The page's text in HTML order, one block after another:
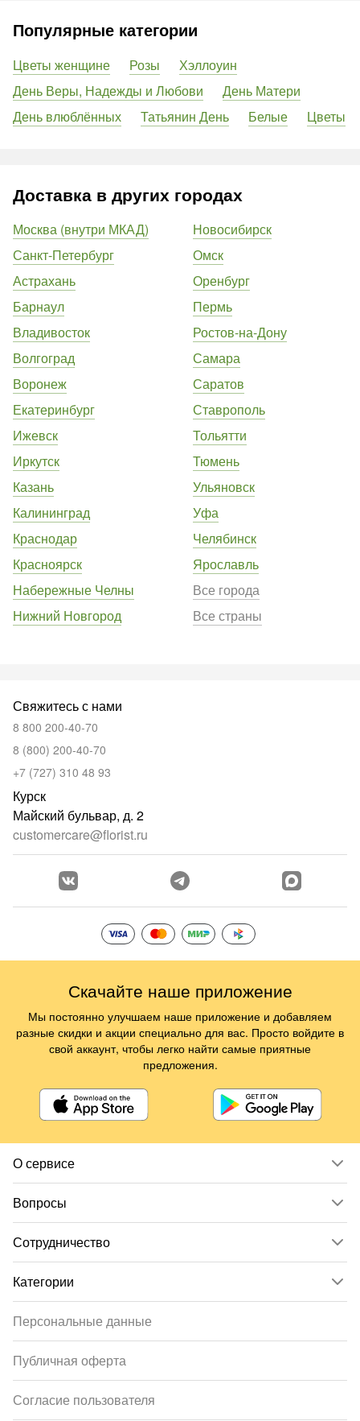
Популярные категории
Цветы женщине Розы
Хэллоуин
День Веры, Надежды и Любови
День Матери
День влюблённых
Татьянин День Белые Цветы
Доставка в других городах
Москва (внутри МКАД)
Санкт-Петербург
Астрахань
Барнаул
Владивосток
Волгоград
Воронеж
Екатеринбург
Ижевск
Иркутск
Казань
Калининград
Краснодар
Красноярск
Набережные Челны
Нижний Новгород
Новосибирск
Омск
Оренбург
Пермь
Ростов-на-Дону
Самара
Саратов
Ставрополь
Тольятти
Тюмень
Ульяновск
Уфа
Челябинск
Ярославль
Все города
Все страны
О сервисе
Вопросы
Сотрудничество
Категории
Свяжитесь с нами
8 800 200-40-70
8 (800) 200-40-70
+7 (727) 310 48 93
Курск
Майский бульвар, д. 2
customercare@florist.ru
Персональные данные
Публичная оферта
Согласие пользователя
Скачайте наше приложение
Мы постоянно улучшаем наше приложение и добавляем
разные скидки и акции специально для вас. Просто войдите в
свой аккаунт, чтобы легко найти самые приятные
предложения.